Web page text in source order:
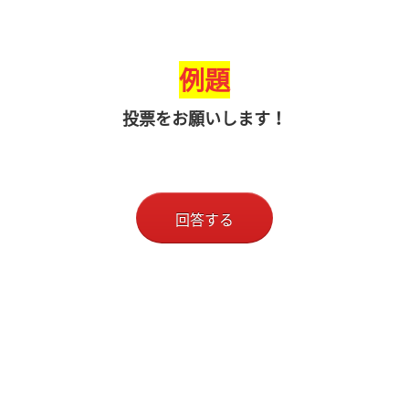
例題
投票をお願いします！
回答する